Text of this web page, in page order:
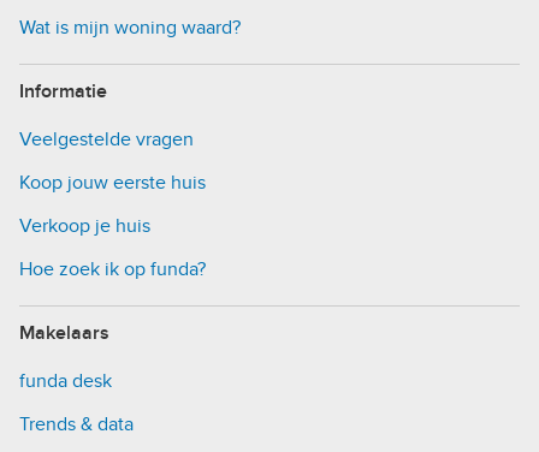
Wat is mijn woning waard?
Informatie
Veelgestelde vragen
Koop jouw eerste huis
Verkoop je huis
Hoe zoek ik op funda?
Makelaars
funda desk
Trends & data